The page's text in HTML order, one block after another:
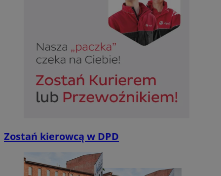
Zostań kierowcą w DPD